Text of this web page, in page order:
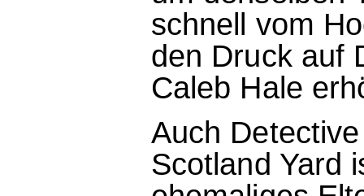
schnell vom
den Druck auf
Caleb Hale
Auch
Scotland Yard